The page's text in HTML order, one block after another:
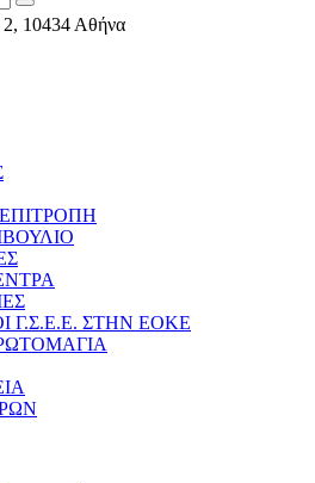
2, 10434 Αθήνα
Γ.Σ.Ε.Ε. ΣΤΗΝ ΕΟΚΕ